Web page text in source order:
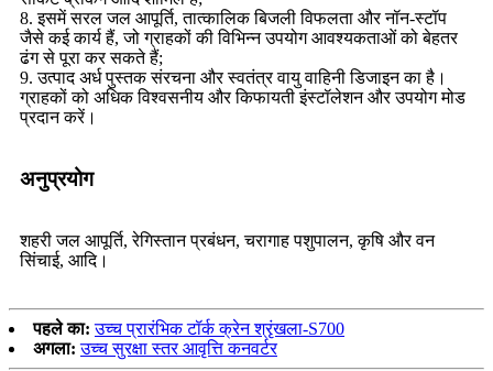
8. इसमें सरल जल आपूर्ति, तात्कालिक बिजली विफलता और नॉन-स्टॉप
जैसे कई कार्य हैं, जो ग्राहकों की विभिन्न उपयोग आवश्यकताओं को बेहतर
ढंग से पूरा कर सकते हैं;
9. उत्पाद अर्ध पुस्तक संरचना और स्वतंत्र वायु वाहिनी डिजाइन का है।
ग्राहकों को अधिक विश्वसनीय और किफायती इंस्टॉलेशन और उपयोग मोड
प्रदान करें।
अनुप्रयोग
शहरी जल आपूर्ति, रेगिस्तान प्रबंधन, चरागाह पशुपालन, कृषि और वन
सिंचाई, आदि।
पहले का: उच्च प्रारंभिक टॉर्क क्रेन श्रृंखला-S700
अगला: उच्च सुरक्षा स्तर आवृत्ति कनवर्टर